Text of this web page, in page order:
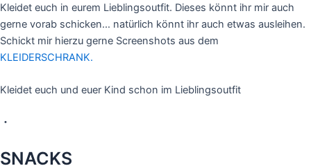
Kleidet euch in eurem Lieblingsoutfit. Dieses könnt ihr mir auch
gerne vorab schicken… natürlich könnt ihr auch etwas ausleihen.
Schickt mir hierzu gerne Screenshots aus dem
KLEIDERSCHRANK.
Kleidet euch und euer Kind schon im Lieblingsoutfit
・
SNACKS